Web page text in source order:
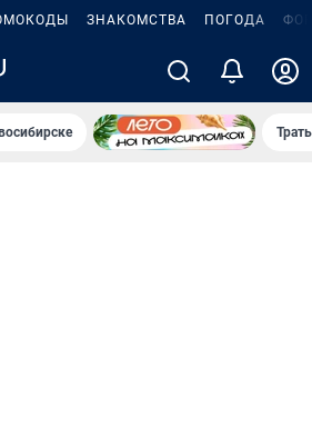
ЗНАКОМСТВА ПОГОДА